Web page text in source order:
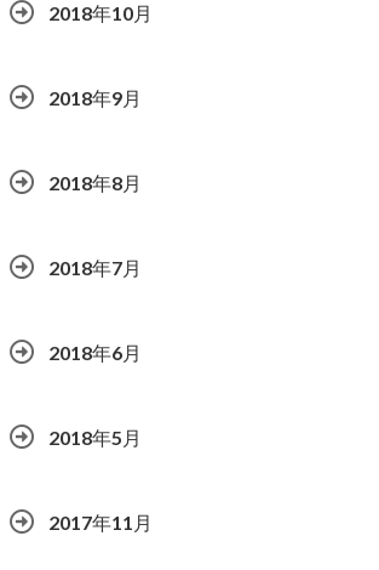
2018年10月
2018年9月
2018年8月
2018年7月
2018年6月
2018年5月
2017年11月